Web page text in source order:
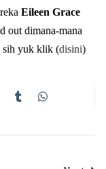
Eileen Grace
out dimana-mana
sih yuk klik (disini)